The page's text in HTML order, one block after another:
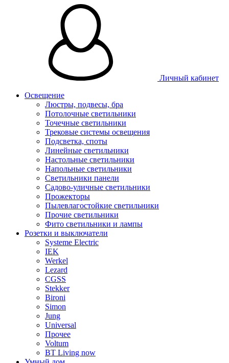
Личный кабинет
Освещение
Люстры, подвесы, бра
Потолочные светильники
Точечные светильники
Трековые системы освещения
Подсветка, споты
Линейные светильники
Настольные светильники
Напольные светильники
Светильники панели
Садово-уличные светильники
Прожекторы
Пылевлагостойкие светильники
Прочие светильники
Фито светильники и лампы
Розетки и выключатели
Systeme Electric
IEK
Werkel
Lezard
CGSS
Stekker
Bironi
Simon
Jung
Universal
Прочее
Voltum
BT Living now